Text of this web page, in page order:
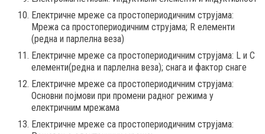
Електричне мреже са простопериодичним струјама:
Мрежа са простопериодичним струјама; R елементи
(редна и парлелна веза)
Електричне мреже са простопериодичним струјама: L и C
елементи(редна и парлелна веза); снага и фактор снаге
Електричне мреже са простопериодичним струјама:
Основни појмови при промени радног режима у
електричним мрежама
Електричне мреже са простопериодичним струјама: